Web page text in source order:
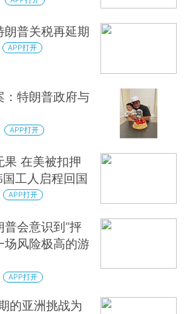
朗普关税再延期
APP打开
：特朗普政府与
APP打开
果 在美被扣押
工人启程回国
APP打开
会意识到“抨
场风险极高的游
APP打开
的亚洲挑战为